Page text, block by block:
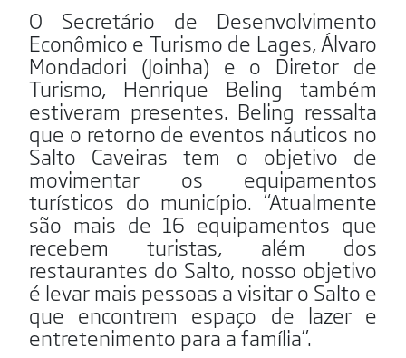
O Secretário de Desenvolvimento
Econômico e Turismo de Lages, Álvaro
Mondadori (Joinha) e o Diretor de
Turismo, Henrique Beling também
estiveram presentes. Beling ressalta
que o retorno de eventos náuticos no
Salto Caveiras tem o objetivo de
movimentar os equipamentos
turísticos do município. “Atualmente
são mais de 16 equipamentos que
recebem turistas, além dos
restaurantes do Salto, nosso objetivo
é levar mais pessoas a visitar o Salto e
que encontrem espaço de lazer e
entretenimento para a família”.